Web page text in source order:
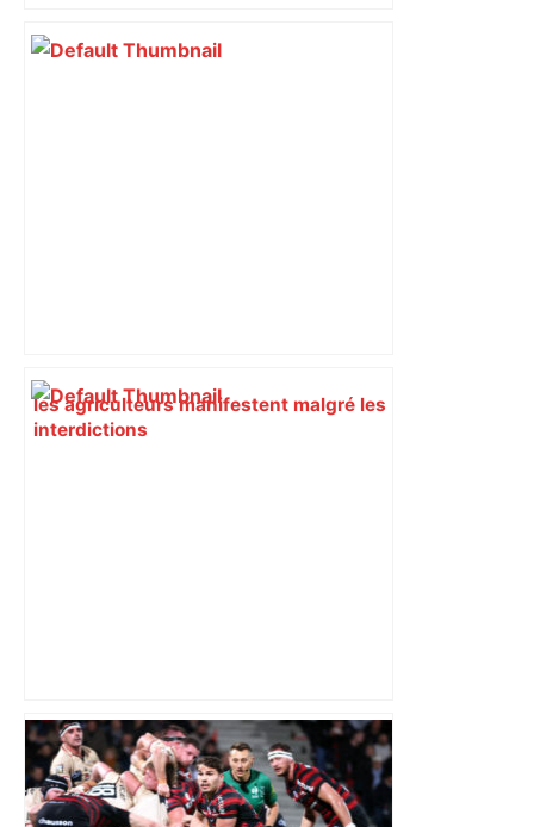
les agriculteurs manifestent malgré les
interdictions
Top 14: comment Perpignan a une
nouvelle fois fait tomber Toulouse? –
RMC Sport